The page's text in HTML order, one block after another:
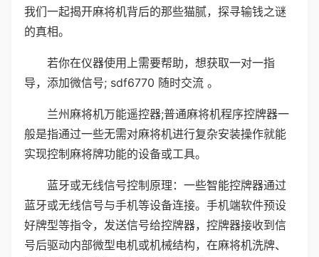
我们一起揭开麻将机背后的那些猫腻，探寻输钱之谜
的真相。
若你在仪器使用上需要帮助，想获取一对一指
导，添加微信号; sdf6770 随时交流 。
兰州麻将机万能遥控器;普通麻将机程序控牌器一
般是指通过一些无需对麻将机进行复杂安装操作就能
实现控制麻将牌功能的设备或工具。
蓝牙或无线信号控制原理：一些智能控牌器通过
蓝牙或无线信号与手机等设备连接。手机端软件预设
好牌型等指令，发送信号给控牌器，控牌器接收到信
号后驱动内部微型电机或机械结构，在麻将机洗牌、